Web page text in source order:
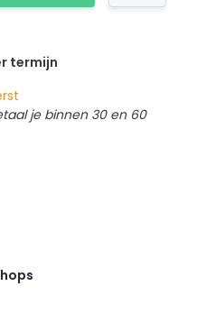
termijn
je binnen 30 en 60